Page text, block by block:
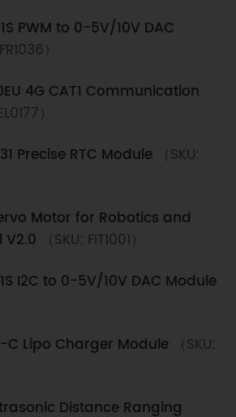
PWM to 0-5V/10V DAC
）
4G CAT1 Communication
）
Precise RTC Module （SKU:
Motor for Robotics and
V2.0
（SKU: FIT1001）
I2C to 0-5V/10V DAC Module
C Lipo Charger Module （SKU:
Distance Ranging